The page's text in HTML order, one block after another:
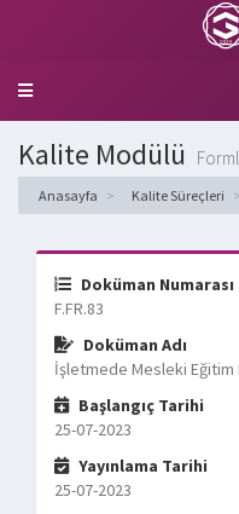
Toggle
Kalite Modülü
Anasayfa Kalite Süreçleri
Doküman Numarası
F.FR.83
Doküman Adı
İşletmede Mesleki
Başlangıç Tarihi
25-07-2023
Yayınlama Tarihi
25-07-2023